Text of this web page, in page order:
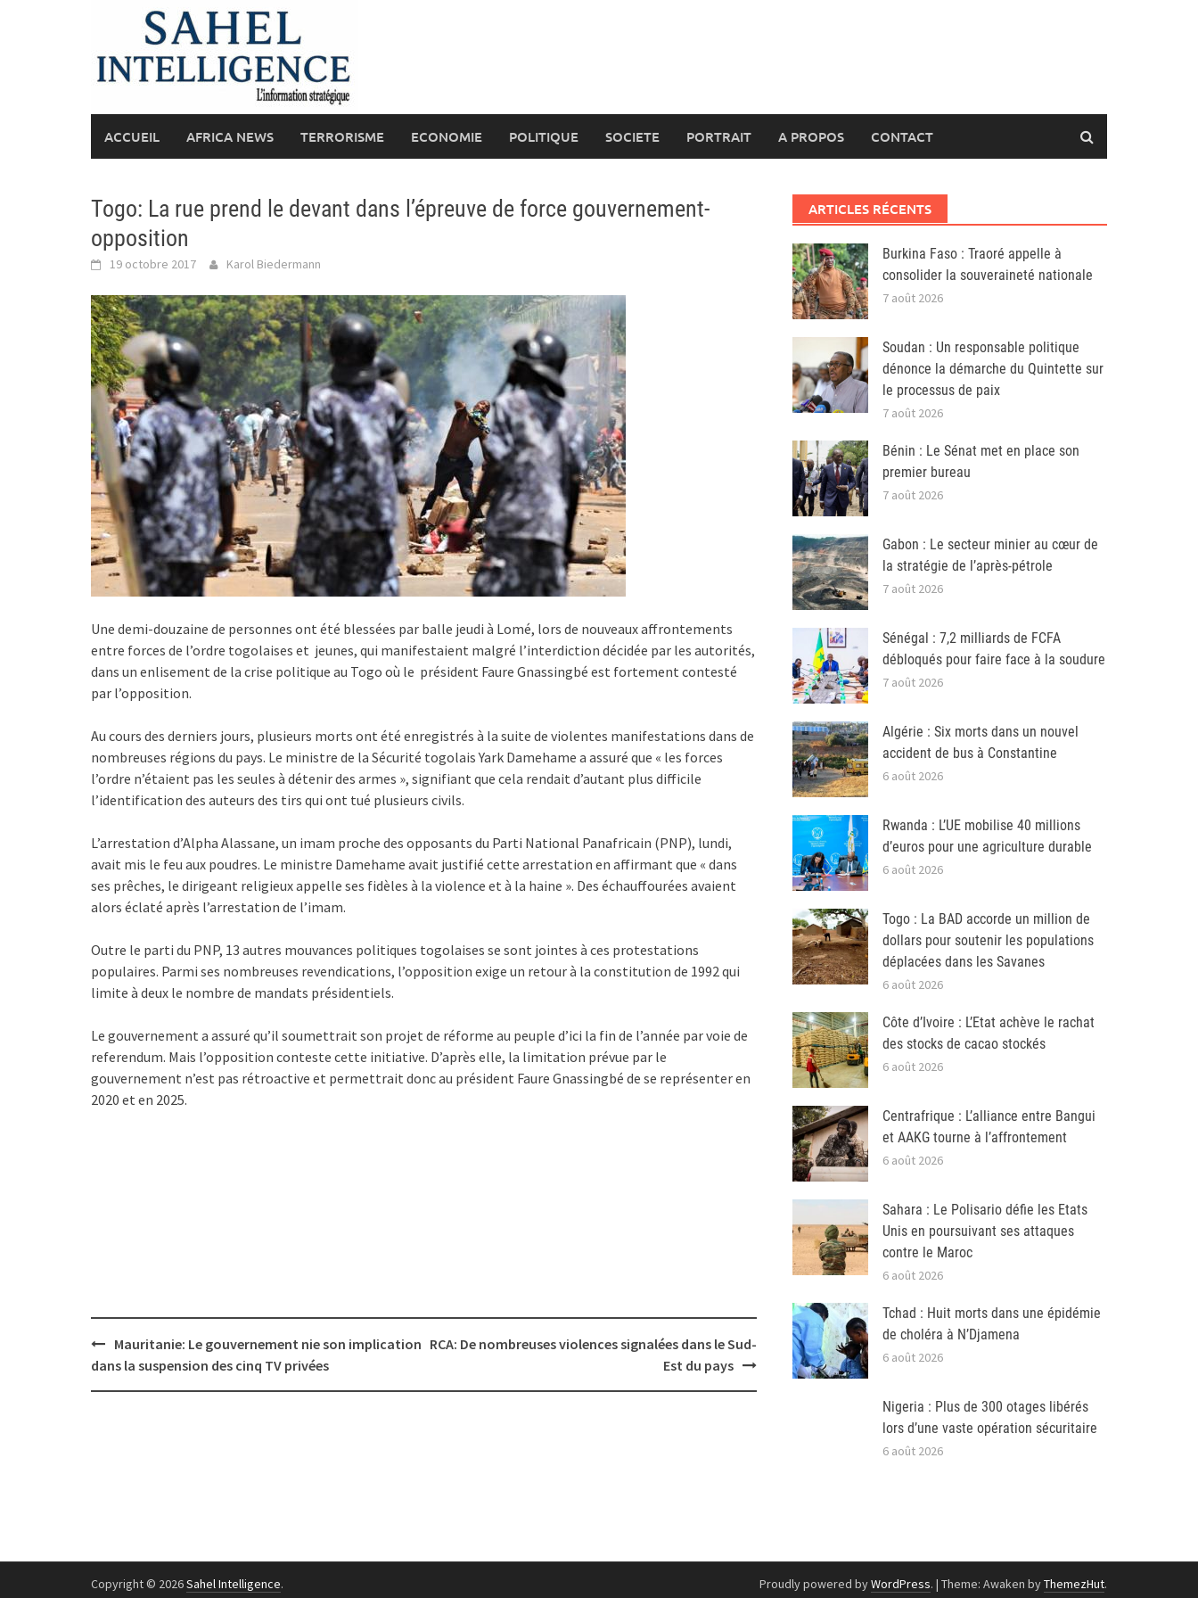
ACCUEIL AFRICA NEWS TERRORISME ECONOMIE POLITIQUE SOCIETE PORTRAIT A PROPOS CONTACT
Togo: La rue prend le devant dans l’épreuve de force gouvernement-
opposition
19 octobre 2017 Karol Biedermann
Une demi-douzaine de personnes ont été blessées par balle jeudi à Lomé, lors de nouveaux affrontements
entre forces de l’ordre togolaises et jeunes, qui manifestaient malgré l’interdiction décidée par les autorités,
dans un enlisement de la crise politique au Togo où le président Faure Gnassingbé est fortement contesté
par l’opposition.
Au cours des derniers jours, plusieurs morts ont été enregistrés à la suite de violentes manifestations dans de
nombreuses régions du pays. Le ministre de la Sécurité togolais Yark Damehame a assuré que « les forces
l’ordre n’étaient pas les seules à détenir des armes », signifiant que cela rendait d’autant plus difficile
l’identification des auteurs des tirs qui ont tué plusieurs civils.
L’arrestation d’Alpha Alassane, un imam proche des opposants du Parti National Panafricain (PNP), lundi,
avait mis le feu aux poudres. Le ministre Damehame avait justifié cette arrestation en affirmant que « dans
ses prêches, le dirigeant religieux appelle ses fidèles à la violence et à la haine ». Des échauffourées avaient
alors éclaté après l’arrestation de l’imam.
Outre le parti du PNP, 13 autres mouvances politiques togolaises se sont jointes à ces protestations
populaires. Parmi ses nombreuses revendications, l’opposition exige un retour à la constitution de 1992 qui
limite à deux le nombre de mandats présidentiels.
Le gouvernement a assuré qu’il soumettrait son projet de réforme au peuple d’ici la fin de l’année par voie de
referendum. Mais l’opposition conteste cette initiative. D’après elle, la limitation prévue par le
gouvernement n’est pas rétroactive et permettrait donc au président Faure Gnassingbé de se représenter en
2020 et en 2025.
Post
navigation
Mauritanie: Le gouvernement nie son implication
dans la suspension des cinq TV privées
RCA: De nombreuses violences signalées dans le Sud-
Est du pays
ARTICLES RÉCENTS
Burkina Faso : Traoré appelle à
consolider la souveraineté nationale
7 août 2026
Soudan : Un responsable politique
dénonce la démarche du Quintette sur
le processus de paix
7 août 2026
Bénin : Le Sénat met en place son
premier bureau
7 août 2026
Gabon : Le secteur minier au cœur de
la stratégie de l’après-pétrole
7 août 2026
Sénégal : 7,2 milliards de FCFA
débloqués pour faire face à la soudure
7 août 2026
Algérie : Six morts dans un nouvel
accident de bus à Constantine
6 août 2026
Rwanda : L’UE mobilise 40 millions
d’euros pour une agriculture durable
6 août 2026
Togo : La BAD accorde un million de
dollars pour soutenir les populations
déplacées dans les Savanes
6 août 2026
Côte d’Ivoire : L’Etat achève le rachat
des stocks de cacao stockés
6 août 2026
Centrafrique : L’alliance entre Bangui
et AAKG tourne à l’affrontement
6 août 2026
Sahara : Le Polisario défie les Etats
Unis en poursuivant ses attaques
contre le Maroc
6 août 2026
Tchad : Huit morts dans une épidémie
de choléra à N’Djamena
6 août 2026
Nigeria : Plus de 300 otages libérés
lors d’une vaste opération sécuritaire
6 août 2026
Copyright © 2026Sahel Intelligence. Proudly powered byWordPress. | Theme: Awaken byThemezHut.